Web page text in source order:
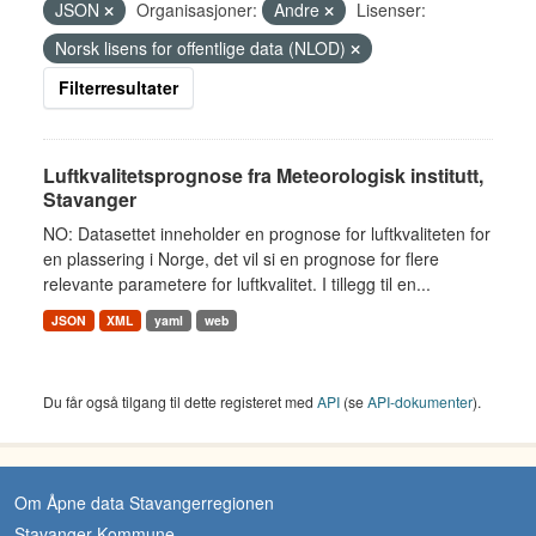
JSON
Organisasjoner: Andre
Lisenser:
Norsk lisens for offentlige data (NLOD)
Filterresultater
Luftkvalitetsprognose fra Meteorologisk institutt,
Stavanger
NO: Datasettet inneholder en prognose for luftkvaliteten for
en plassering i Norge, det vil si en prognose for flere
relevante parametere for luftkvalitet. I tillegg til en...
JSON XML yaml web
Du får også tilgang til dette registeret med API (seAPI-dokumenter).
Om Åpne data Stavangerregionen